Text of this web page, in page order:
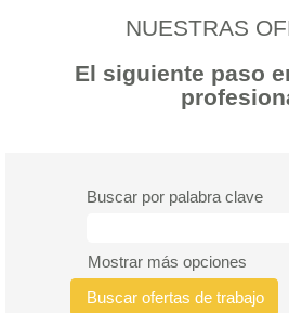
NUESTRAS
El siguiente paso
Buscar por palabra clave
Mostrar más opciones